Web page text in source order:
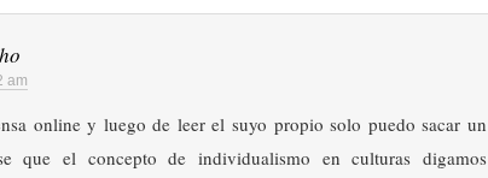
am
online y luego de leer el suyo propio solo puedo sacar un
que el concepto de individualismo en culturas digamos